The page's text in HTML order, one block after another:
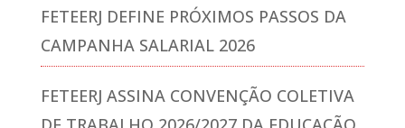
FETEERJ DEFINE PRÓXIMOS PASSOS DA
CAMPANHA SALARIAL 2026
FETEERJ ASSINA CONVENÇÃO COLETIVA